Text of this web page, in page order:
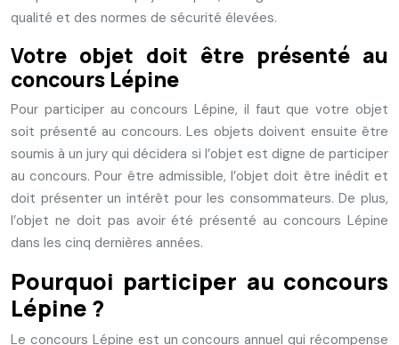
qualité et des normes de sécurité élevées.
Votre objet doit être présenté au
concours Lépine
Pour participer au concours Lépine, il faut que votre objet
soit présenté au concours. Les objets doivent ensuite être
soumis à un jury qui décidera si l’objet est digne de participer
au concours. Pour être admissible, l’objet doit être inédit et
doit présenter un intérêt pour les consommateurs. De plus,
l’objet ne doit pas avoir été présenté au concours Lépine
dans les cinq dernières années.
Pourquoi participer au concours
Lépine ?
Le concours Lépine est un concours annuel qui récompense